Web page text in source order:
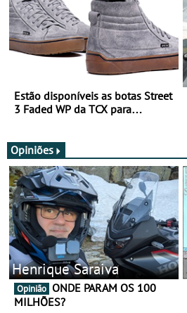
Estão disponíveis as botas Street
3 Faded WP da TCX para
Opiniões
Henrique Saraiva
Opinião
MILHÕES?